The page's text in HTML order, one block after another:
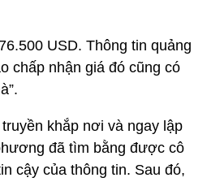
USD. Thông tin quảng
chấp nhận giá đó cũng có
khắp nơi và ngay lập
đã tìm bằng được cô
cậy của thông tin. Sau đó,